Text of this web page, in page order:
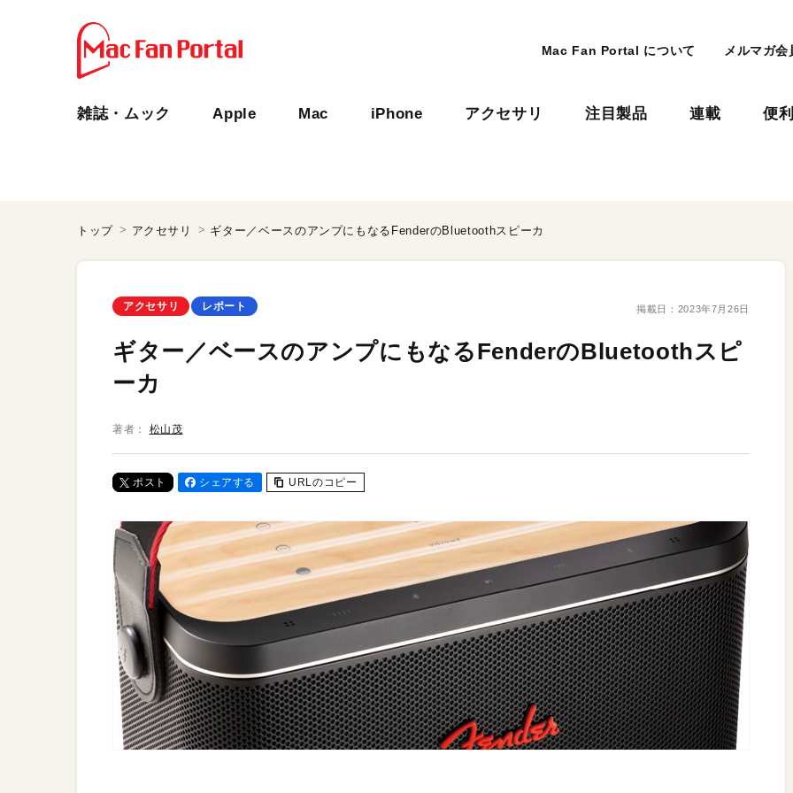
Mac Fan Portal について メルマガ会
雑誌・ムック Apple Mac iPhone アクセサリ 注目製品 連載 便
トップ アクセサリ ギター／ベースのアンプにもなるFenderのBluetoothスピーカ
アクセサリ レポート 掲載日： 2023年7月26日
ギター／ベースのアンプにもなるFenderのBluetoothスピ
ーカ
著者： 松山茂
ポスト シェアする URLのコピー